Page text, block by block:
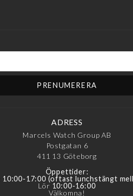
ADRESS
Marcels Watch Group AB
Postgatan 6
411 13 Göteborg
Öppettider:
10:00-17:00 (oftast lunchstängt
Lör 10:00-16:00
Välkomna!